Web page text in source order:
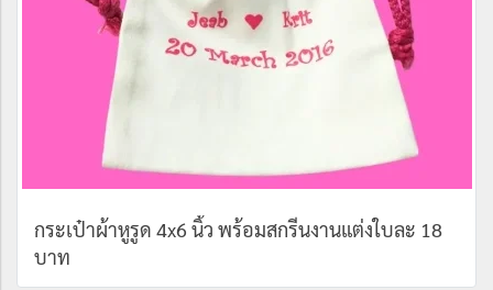
กระเป๋าผ้าหูรูด 4x6 นิ้ว พร้อมสกรีนงานแต่งใบละ 18
บาท